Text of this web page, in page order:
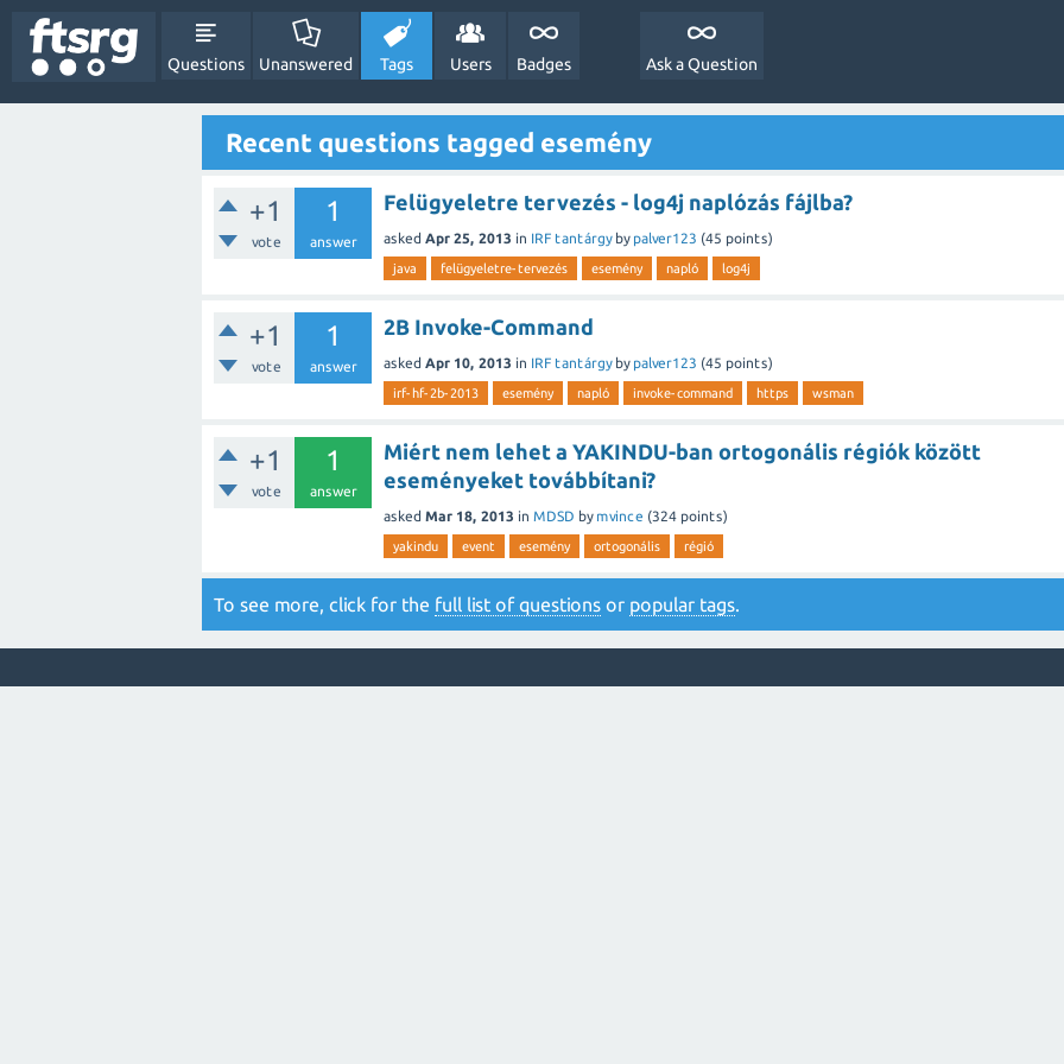
Questions Unanswered Tags Users Badges Ask a Question
Recent questions tagged esemény
+1
vote
1
answer
Felügyeletre tervezés - log4j naplózás fájlba?
asked Apr 25, 2013 in IRF tantárgy by palver123 (45 points)
java felügyeletre-tervezés esemény napló log4j
+1
vote
1
answer
2B Invoke-Command
asked Apr 10, 2013 in IRF tantárgy by palver123 (45 points)
irf-hf-2b-2013 esemény napló invoke-command https wsman
+1
vote
1
answer
Miért nem lehet a YAKINDU-ban ortogonális régiók között
eseményeket továbbítani?
asked Mar 18, 2013 in MDSD by mvince (324 points)
yakindu event esemény ortogonális régió
To see more, click for the full list of questions or popular tags.